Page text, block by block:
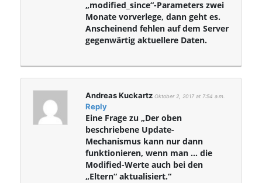
„modified_since“-Parameters zwei
Monate vorverlege, dann geht es.
Anscheinend fehlen auf dem Server
gegenwärtig aktuellere Daten.
Andreas Kuckartz Oktober 2, 2017 at 7:54 a.m.
Reply
Eine Frage zu „Der oben
beschriebene Update-
Mechanismus kann nur dann
funktionieren, wenn man … die
Modified-Werte auch bei den
„Eltern“ aktualisiert.“